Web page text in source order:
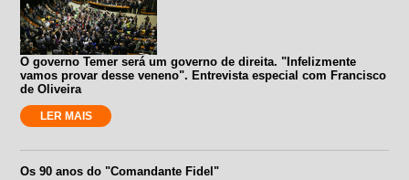
O governo Temer será um governo de direita. "Infelizmente
vamos provar desse veneno". Entrevista especial com Francisco
de Oliveira
LER MAIS
Os 90 anos do "Comandante Fidel"